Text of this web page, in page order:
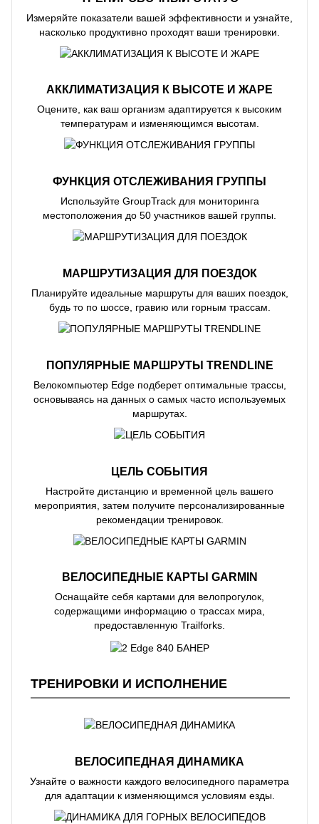
Измеряйте показатели вашей эффективности и узнайте,
насколько продуктивно проходят ваши тренировки.
АККЛИМАТИЗАЦИЯ К ВЫСОТЕ И ЖАРЕ
Оцените, как ваш организм адаптируется к высоким
температурам и изменяющимся высотам.
ФУНКЦИЯ ОТСЛЕЖИВАНИЯ ГРУППЫ
Используйте GroupTrack для мониторинга
местоположения до 50 участников вашей группы.
МАРШРУТИЗАЦИЯ ДЛЯ ПОЕЗДОК
Планируйте идеальные маршруты для ваших поездок,
будь то по шоссе, гравию или горным трассам.
ПОПУЛЯРНЫЕ МАРШРУТЫ TRENDLINE
Велокомпьютер Edge подберет оптимальные трассы,
основываясь на данных о самых часто используемых
маршрутах.
ЦЕЛЬ СОБЫТИЯ
Настройте дистанцию и временной цель вашего
мероприятия, затем получите персонализированные
рекомендации тренировок.
ВЕЛОСИПЕДНЫЕ КАРТЫ GARMIN
Оснащайте себя картами для велопрогулок,
содержащими информацию о трассах мира,
предоставленную Trailforks.
ТРЕНИРОВКИ И ИСПОЛНЕНИЕ
ВЕЛОСИПЕДНАЯ ДИНАМИКА
Узнайте о важности каждого велосипедного параметра
для адаптации к изменяющимся условиям езды.